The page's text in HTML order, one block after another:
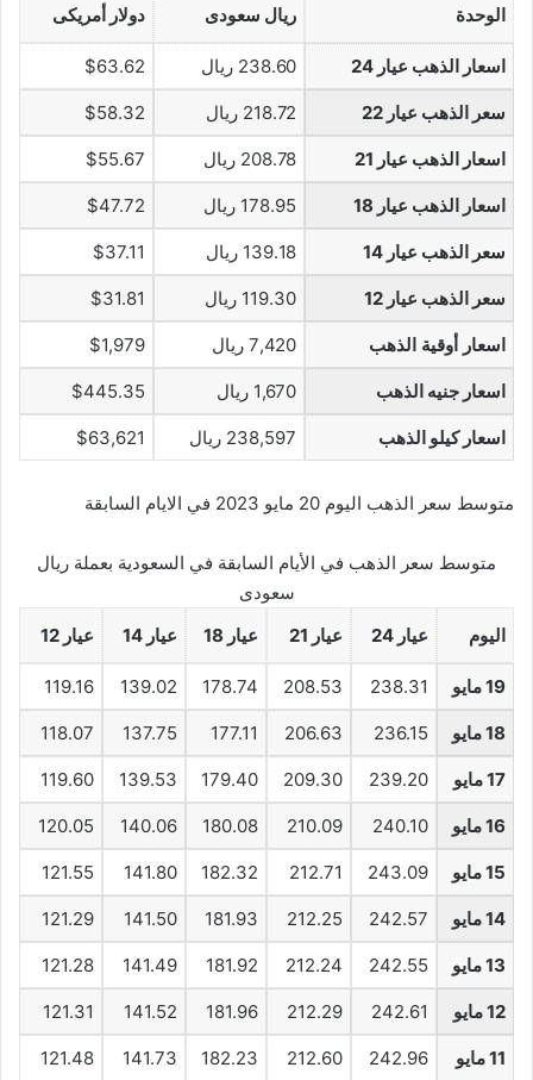
الوحدة
ريال سعودى دولار أمريكى
اسعار الذهب عيار 24 238.60 ريال $63.62
سعر الذهب عيار 22 218.72 ريال $58.32
اسعار الذهب عيار 21 208.78 ريال $55.67
اسعار الذهب عيار 18 178.95 ريال $47.72
سعر الذهب عيار 14 139.18 ريال $37.11
سعر الذهب عيار 12 119.30 ريال $31.81
اسعار أوقية الذهب 7,420 ريال $1,979
اسعار جنيه الذهب 1,670 ريال $445.35
اسعار كيلو الذهب 238,597 ريال $63,621
متوسط سعر الذهب اليوم 20 مايو 2023 في الايام السابقة
متوسط سعر الذهب في الأيام السابقة في السعودية بعملة ريال
سعودى
اليوم
عيار 24 عيار 21 عيار 18 عيار 14 عيار 12
19 مايو 238.31
208.53
178.74
139.02
119.16
18 مايو 236.15
206.63
177.11
137.75
118.07
17 مايو 239.20
209.30
179.40
139.53
119.60
16 مايو 240.10
210.09
180.08
140.06
120.05
15 مايو 243.09
212.71
182.32
141.80
121.55
14 مايو 242.57
212.25
181.93
141.50
121.29
13 مايو 242.55
212.24
181.92
141.49
121.28
12 مايو 242.61
212.29
181.96
141.52
121.31
11 مايو 242.96
212.60
182.23
141.73
121.48